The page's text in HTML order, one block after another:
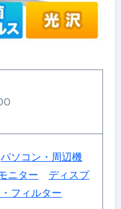
パソコン・周辺機
ニター
ディスプ
フィルター